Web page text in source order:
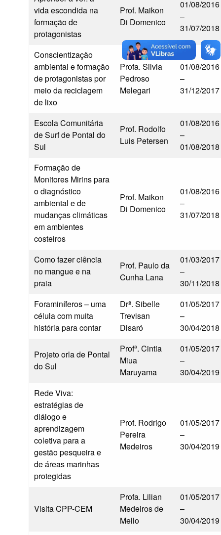
vida escondida na
formação de
protagonistas
Prof. Maikon
Di Domenico
01/08/2016
–
31/07/2018
Conscientização
ambiental e formação
de protagonistas por
meio da reciclagem
de lixo
Profa. Silvia
Pedroso
Melegari
01/08/2016
–
31/12/2017
Escola Comunitária
de Surf de Pontal do
Sul
Prof. Rodolfo
Luis Petersen
01/08/2016
–
01/08/2018
Formação de
Monitores Mirins para
o diagnóstico
ambiental e de
mudanças climáticas
em ambientes
costeiros
Prof. Maikon
Di Domenico
01/08/2016
–
31/07/2018
Como fazer ciência
no mangue e na
praia
Prof. Paulo da
Cunha Lana
01/03/2017
–
30/11/2018
Foraminíferos – uma
célula com muita
história para contar
Drª. Sibelle
Trevisan
Disaró
01/05/2017
–
30/04/2018
Projeto orla de Pontal
do Sul
Profª. Cintia
Miua
Maruyama
01/05/2017
–
30/04/2019
Rede Viva:
estratégias de
diálogo e
aprendizagem
coletiva para a
gestão pesqueira e
de áreas marinhas
protegidas
Prof. Rodrigo
Pereira
Medeiros
01/05/2017
–
30/04/2019
Visita CPP-CEM
Profa. Lilian
Medeiros de
Mello
01/05/2017
–
30/04/2019